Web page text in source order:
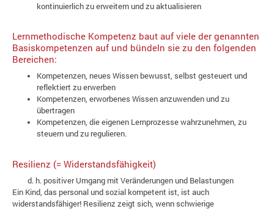
kontinuierlich zu erweitern und zu aktualisieren
Lernmethodische Kompetenz baut auf viele der genannten
Basiskompetenzen auf und bündeln sie zu den folgenden
Bereichen:
Kompetenzen, neues Wissen bewusst, selbst gesteuert und
reflektiert zu erwerben
Kompetenzen, erworbenes Wissen anzuwenden und zu
übertragen
Kompetenzen, die eigenen Lernprozesse wahrzunehmen, zu
steuern und zu regulieren.
Resilienz (= Widerstandsfähigkeit)
d. h. positiver Umgang mit Veränderungen und Belastungen
Ein Kind, das personal und sozial kompetent ist, ist auch
widerstandsfähiger! Resilienz zeigt sich, wenn schwierige